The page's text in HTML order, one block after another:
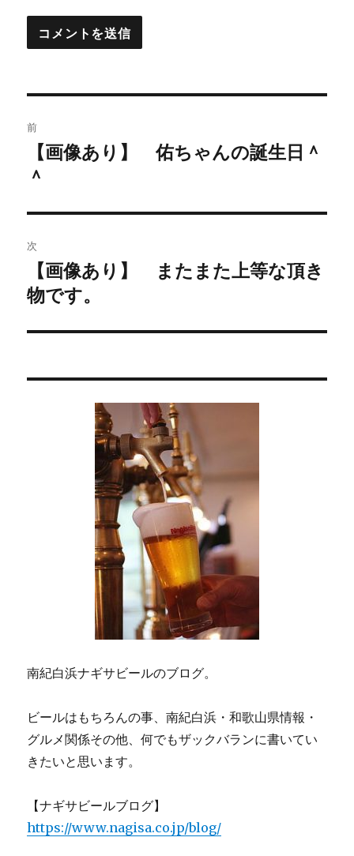
稿
ナ
ビ
ゲ
ー
シ
ン
前
去
投
稿:
【画像あり】 佑ちゃんの誕生日＾
＾
次
の
稿:
【画像あり】 またまた上等な頂き
物です。
南紀白浜ナギサビールのブログ。
ビールはもちろんの事、南紀白浜・和歌山県情報・
グルメ関係その他、何でもザックバランに書いてい
きたいと思います。
【ナギサビールブログ】
https://www.nagisa.co.jp/blog/